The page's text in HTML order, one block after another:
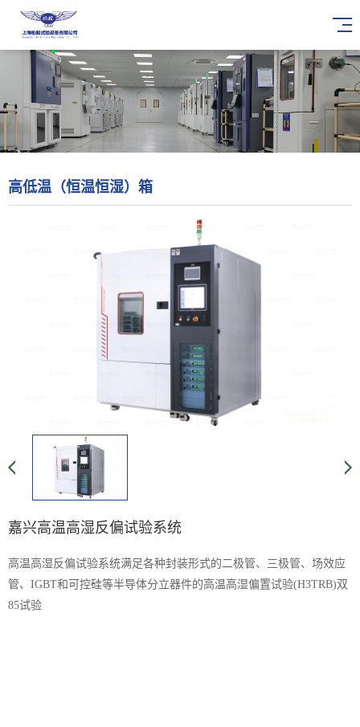
高低温（恒温恒湿）箱
嘉兴高温高湿反偏试验系统
高温高湿反偏试验系统满足各种封装形式的二极管、三极管、场效应
管、IGBT和可控硅等半导体分立器件的高温高湿偏置试验(H3TRB)双
85试验